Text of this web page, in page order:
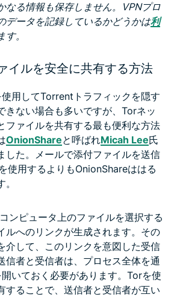
なる情報も保存しません。VPNプロ
データを記録しているかどうかは利
。
イルを安全に共有する方法
用してTorrentトラフィックを隠す
きない場合も多いですが、Torネッ
ファイルを共有する最も便利な方法
OnionShareと呼ばれMicah Lee氏
した。メールで添付ファイルを送信
使用するよりもOnionShareははる
ンピュータ上のファイルを選択する
ルへのリンクが生成されます。その
介して、このリンクを意図した受信
信者と受信者は、プロセス全体を通
いておく必要があります。Torを使
することで、送信者と受信者が互い